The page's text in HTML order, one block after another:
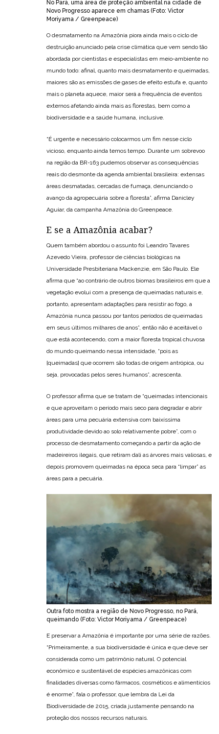
No Pará, uma área de proteção ambiental na cidade de
Novo Progresso aparece em chamas (Foto: Victor
Moriyama / Greenpeace)
O desmatamento na Amazônia piora ainda mais o ciclo de
destruição anunciado pela crise climática que vem sendo tão
abordada por cientistas e especialistas em meio-ambiente no
mundo todo: afinal, quanto mais desmatamento e queimadas,
maiores são as emissões de gases de efeito estufa e, quanto
mais o planeta aquece, maior será a frequência de eventos
externos afetando ainda mais as florestas, bem como a
biodiversidade e a saúde humana, inclusive.
“É urgente e necessário colocarmos um fim nesse ciclo
vicioso, enquanto ainda temos tempo. Durante um sobrevoo
na região da BR-163 pudemos observar as consequências
reais do desmonte da agenda ambiental brasileira: extensas
áreas desmatadas, cercadas de fumaça, denunciando o
avanço da agropecuária sobre a floresta”, afirma Danicley
Aguiar, da campanha Amazônia do Greenpeace.
E se a Amazônia acabar?
Quem também abordou o assunto foi Leandro Tavares
Azevedo Vieira, professor de ciências biológicas na
Universidade Presbiteriana Mackenzie, em São Paulo. Ele
afirma que “ao contrário de outros biomas brasileiros em que a
vegetação evolui com a presença de queimadas naturais e,
portanto, apresentam adaptações para resistir ao fogo, a
Amazônia nunca passou por tantos períodos de queimadas
em seus últimos milhares de anos”, então não é aceitável o
que está acontecendo, com a maior floresta tropical chuvosa
do mundo queimando nessa intensidade, “pois as
[queimadas] que ocorrem são todas de origem antrópica, ou
seja, provocadas pelos seres humanos”, acrescenta.
O professor afirma que se tratam de “queimadas intencionais
e que aproveitam o período mais seco para degradar e abrir
áreas para uma pecuária extensiva com baixíssima
produtividade devido ao solo relativamente pobre”, com o
processo de desmatamento começando a partir da ação de
madeireiros ilegais, que retiram dali as árvores mais valiosas, e
depois promovem queimadas na época seca para “limpar” as
áreas para a pecuária.
Outra foto mostra a região de Novo Progresso, no Pará,
queimando (Foto: Victor Moriyama / Greenpeace)
E preservar a Amazônia é importante por uma série de razões.
“Primeiramente, a sua biodiversidade é única e que deve ser
considerada como um patrimônio natural. O potencial
econômico e sustentável de espécies amazônicas com
finalidades diversas como fármacos, cosméticos e alimentícios
é enorme”, fala o professor, que lembra da Lei da
Biodiversidade de 2015, criada justamente pensando na
proteção dos nossos recursos naturais.